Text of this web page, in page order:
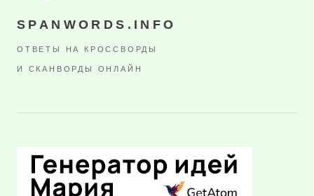
SPANWORDS.INFO
ОТВЕТЫ НА КРОССВОРДЫ
И СКАНВОРДЫ ОНЛАЙН